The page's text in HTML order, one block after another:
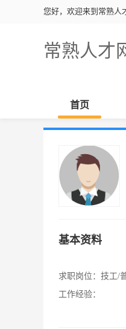
您好，欢迎来到常熟人
常熟人才
首页
基本资料
求职岗位： 技工/
工作经验：